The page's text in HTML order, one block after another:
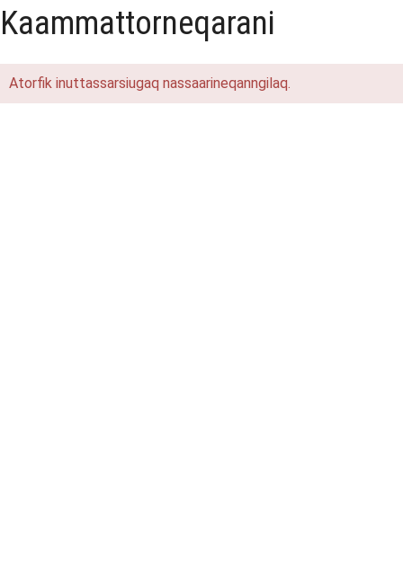
Kaammattorneqarani
Atorfik inuttassarsiugaq nassaarineqanngilaq.